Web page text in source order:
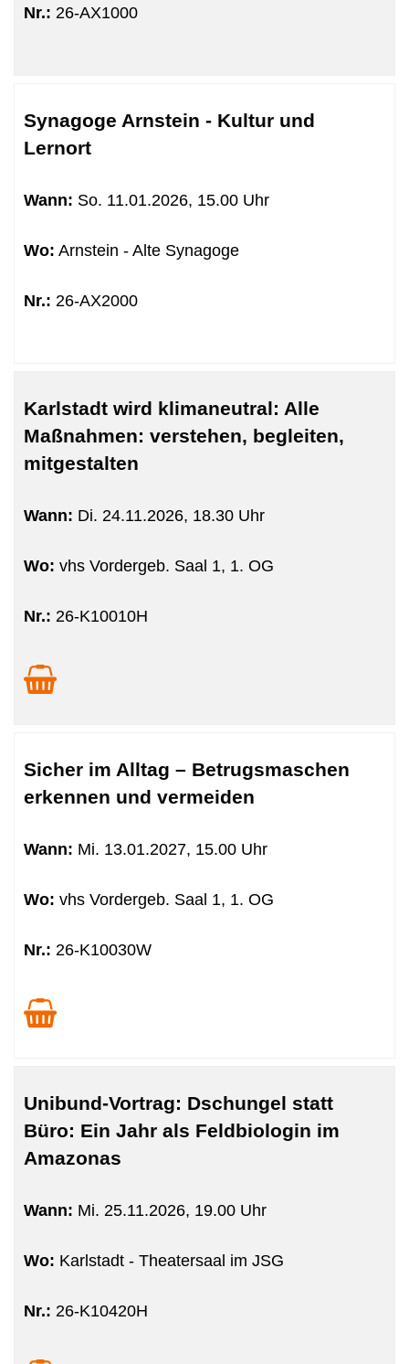
Nr.: 26-AX1000
Synagoge Arnstein - Kultur und
Lernort
Wann: So. 11.01.2026, 15.00 Uhr
Wo: Arnstein - Alte Synagoge
Nr.: 26-AX2000
Karlstadt wird klimaneutral: Alle
Maßnahmen: verstehen, begleiten,
mitgestalten
Wann: Di. 24.11.2026, 18.30 Uhr
Wo: vhs Vordergeb. Saal 1, 1. OG
Nr.: 26-K10010H
Sicher im Alltag – Betrugsmaschen
erkennen und vermeiden
Wann: Mi. 13.01.2027, 15.00 Uhr
Wo: vhs Vordergeb. Saal 1, 1. OG
Nr.: 26-K10030W
Unibund-Vortrag: Dschungel statt
Büro: Ein Jahr als Feldbiologin im
Amazonas
Wann: Mi. 25.11.2026, 19.00 Uhr
Wo: Karlstadt - Theatersaal im JSG
Nr.: 26-K10420H